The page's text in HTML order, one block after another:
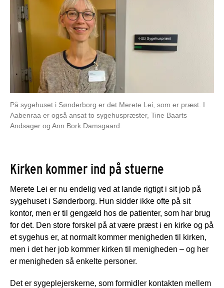
På sygehuset i Sønderborg er det Merete Lei, som er præst. I
Aabenraa er også ansat to sygehuspræster, Tine Baarts
Andsager og Ann Bork Damsgaard.
Kirken kommer ind på stuerne
Merete Lei er nu endelig ved at lande rigtigt i sit job på
sygehuset i Sønderborg. Hun sidder ikke ofte på sit
kontor, men er til gengæld hos de patienter, som har brug
for det. Den store forskel på at være præst i en kirke og på
et sygehus er, at normalt kommer menigheden til kirken,
men i det her job kommer kirken til menigheden – og her
er menigheden så enkelte personer.
Det er sygeplejerskerne, som formidler kontakten mellem